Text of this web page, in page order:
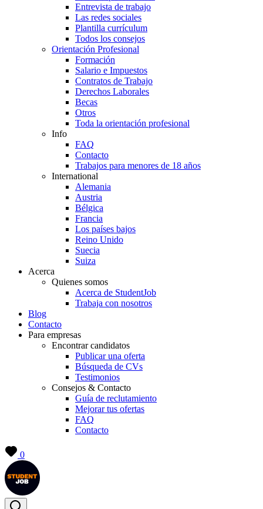
Entrevista de trabajo
Las redes sociales
Plantilla currículum
Todos los consejos
Orientación Profesional
Formación
Salario e Impuestos
Contratos de Trabajo
Derechos Laborales
Becas
Otros
Toda la orientación profesional
Info
FAQ
Contacto
Trabajos para menores de 18 años
International
Alemania
Austria
Bélgica
Francia
Los países bajos
Reino Unido
Suecia
Suiza
Acerca
Quienes somos
Acerca de StudentJob
Trabaja con nosotros
Blog
Contacto
Para empresas
Encontrar candidatos
Publicar una oferta
Búsqueda de CVs
Testimonios
Consejos & Contacto
Guía de reclutamiento
Mejorar tus ofertas
FAQ
Contacto
0